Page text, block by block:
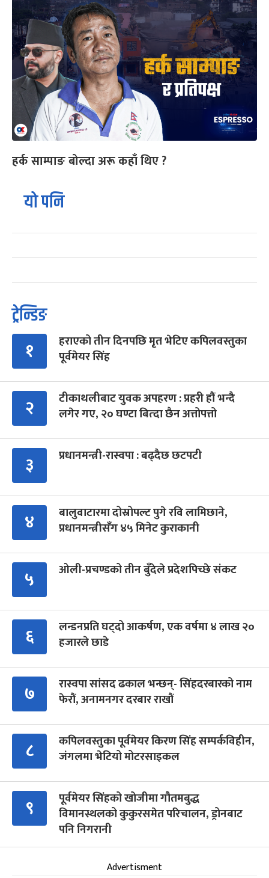
हर्क साम्पाङ बोल्दा अरू कहाँ थिए ?
यो पनि
ट्रेन्डिङ
१
हराएको तीन दिनपछि मृत भेटिए कपिलवस्तुका
पूर्वमेयर सिंह
२
टीकाथलीबाट युवक अपहरण : प्रहरी हौं भन्दै
लगेर गए, २० घण्टा बित्दा छैन अत्तोपत्तो
३ प्रधानमन्त्री-रास्वपा : बढ्दैछ छटपटी
४
बालुवाटारमा दोस्रोपल्ट पुगे रवि लामिछाने,
प्रधानमन्त्रीसँग ४५ मिनेट कुराकानी
५ ओली-प्रचण्डको तीन बुँदेले प्रदेशपिच्छे संकट
६
लन्डनप्रति घट्दो आकर्षण, एक वर्षमा ४ लाख २०
हजारले छाडे
७
रास्वपा सांसद ढकाल भन्छन्- सिंहदरबारको नाम
फेरौं, अनामनगर दरबार राखौं
८
कपिलवस्तुका पूर्वमेयर किरण सिंह सम्पर्कविहीन,
जंगलमा भेटियो मोटरसाइकल
९
पूर्वमेयर सिंहको खोजीमा गौतमबुद्ध
विमानस्थलको कुकुरसमेत परिचालन, ड्रोनबाट
पनि निगरानी
Advertisment